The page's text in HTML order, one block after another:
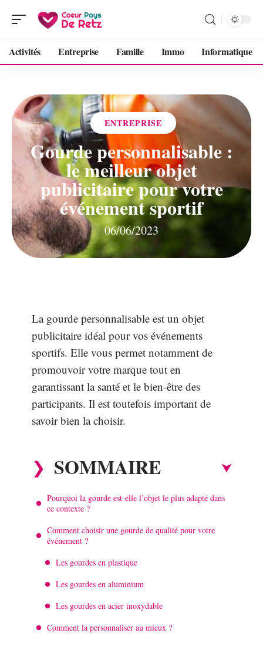
Activités Entreprise Famille Immo Informatique
ENTREPRISE
Gourde personnalisable :
le meilleur objet
publicitaire pour votre
événement sportif
06/06/2023
La gourde personnalisable est un objet
publicitaire idéal pour vos événements
sportifs. Elle vous permet notamment de
promouvoir votre marque tout en
garantissant la santé et le bien-être des
participants. Il est toutefois important de
savoir bien la choisir.
SOMMAIRE
Pourquoi la gourde est-elle l’objet le plus adapté dans
ce contexte ?
Comment choisir une gourde de qualité pour votre
événement ?
Les gourdes en plastique
Les gourdes en aluminium
Les gourdes en acier inoxydable
Comment la personnaliser au mieux ?